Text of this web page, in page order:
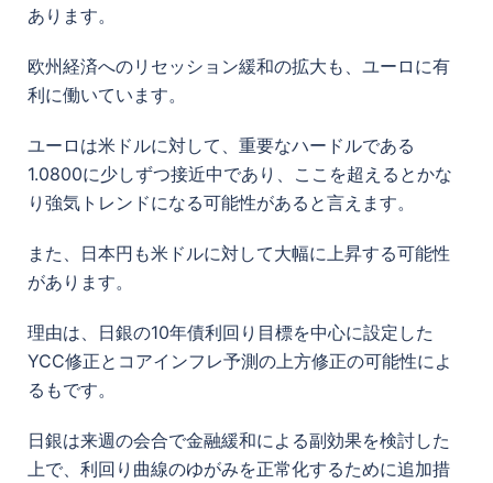
あります。
欧州経済へのリセッション緩和の拡大も、ユーロに有
利に働いています。
ユーロは米ドルに対して、重要なハードルである
1.0800に少しずつ接近中であり、ここを超えるとかな
り強気トレンドになる可能性があると言えます。
また、日本円も米ドルに対して大幅に上昇する可能性
があります。
理由は、日銀の10年債利回り目標を中心に設定した
YCC修正とコアインフレ予測の上方修正の可能性によ
るもです。
日銀は来週の会合で金融緩和による副効果を検討した
上で、利回り曲線のゆがみを正常化するために追加措